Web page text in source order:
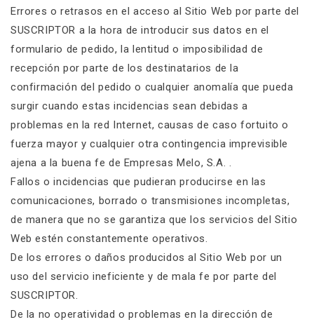
Errores o retrasos en el acceso al Sitio Web por parte del
SUSCRIPTOR a la hora de introducir sus datos en el
formulario de pedido, la lentitud o imposibilidad de
recepción por parte de los destinatarios de la
confirmación del pedido o cualquier anomalía que pueda
surgir cuando estas incidencias sean debidas a
problemas en la red Internet, causas de caso fortuito o
fuerza mayor y cualquier otra contingencia imprevisible
ajena a la buena fe de Empresas Melo, S.A. .
Fallos o incidencias que pudieran producirse en las
comunicaciones, borrado o transmisiones incompletas,
de manera que no se garantiza que los servicios del Sitio
Web estén constantemente operativos.
De los errores o daños producidos al Sitio Web por un
uso del servicio ineficiente y de mala fe por parte del
SUSCRIPTOR.
De la no operatividad o problemas en la dirección de